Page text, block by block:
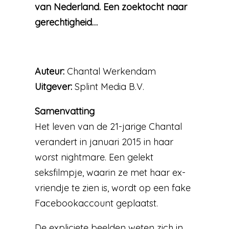
van Nederland. Een zoektocht naar
gerechtigheid…
Auteur: Chantal Werkendam
Uitgever: Splint Media B.V.
Samenvatting
Het leven van de 21-jarige Chantal
verandert in januari 2015 in haar
worst nightmare. Een gelekt
seksfilmpje, waarin ze met haar ex-
vriendje te zien is, wordt op een fake
Facebookaccount geplaatst.